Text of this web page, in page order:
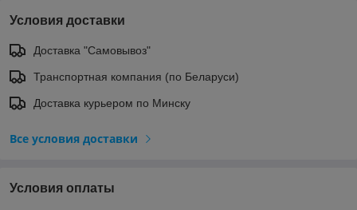
Условия доставки
Доставка "Самовывоз"
Транспортная компания (по Беларуси)
Доставка курьером по Минску
Все условия доставки
Условия оплаты